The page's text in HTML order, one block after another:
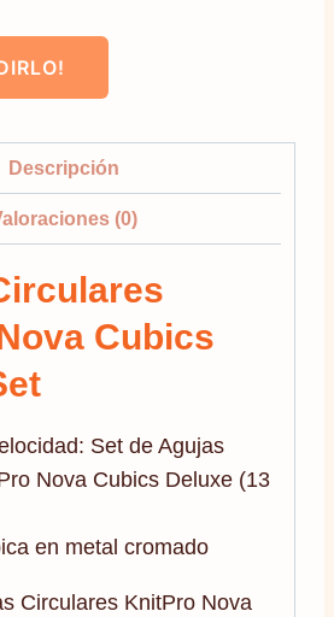
Descripción
(0)
Cubics
Set de Agujas
Nova Cubics Deluxe (13
en metal cromado
Circulares KnitPro Nova